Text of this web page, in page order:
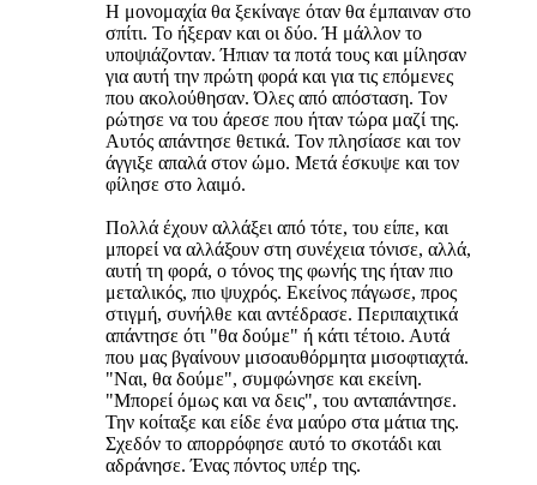
Η μονομαχία θα ξεκίναγε όταν θα έμπαιναν στο
σπίτι. Το ήξεραν και οι δύο. Ή μάλλον το
υποψιάζονταν. Ήπιαν τα ποτά τους και μίλησαν
για αυτή την πρώτη φορά και για τις επόμενες
που ακολούθησαν. Όλες από απόσταση. Τον
ρώτησε να του άρεσε που ήταν τώρα μαζί της.
Αυτός απάντησε θετικά. Τον πλησίασε και τον
άγγιξε απαλά στον ώμο. Μετά έσκυψε και τον
φίλησε στο λαιμό.
Πολλά έχουν αλλάξει από τότε, του είπε, και
μπορεί να αλλάξουν στη συνέχεια τόνισε, αλλά,
αυτή τη φορά, ο τόνος της φωνής της ήταν πιο
μεταλικός, πιο ψυχρός. Εκείνος πάγωσε, προς
στιγμή, συνήλθε και αντέδρασε. Περιπαιχτικά
απάντησε ότι "θα δούμε" ή κάτι τέτοιο. Αυτά
που μας βγαίνουν μισοαυθόρμητα μισοφτιαχτά.
"Ναι, θα δούμε", συμφώνησε και εκείνη.
"Μπορεί όμως και να δεις", του ανταπάντησε.
Την κοίταξε και είδε ένα μαύρο στα μάτια της.
Σχεδόν το απορρόφησε αυτό το σκοτάδι και
αδράνησε. Ένας πόντος υπέρ της.